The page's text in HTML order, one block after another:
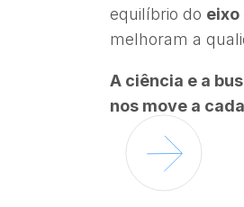
equilíbrio do
melhoram a
A ciência e a
nos move a